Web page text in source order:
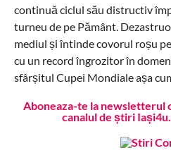
continuă ciclul său distructiv
turneu de pe Pământ.
mediul și întinde covorul roșu
cu un record îngrozitor în
sfârșitul Cupei Mondiale așa
Aboneaza-te la newsletterul
canalul de știri